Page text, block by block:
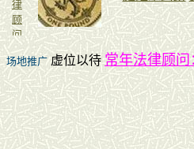
场地推广虚位以待常年法律顾